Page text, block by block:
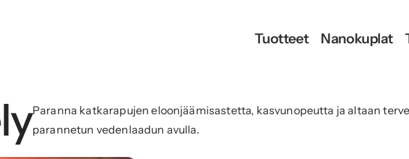
Tuotteet Nanokuplat
Paranna katkarapujen eloonjäämisastetta, kasvunopeutta ja altaan
parannetun vedenlaadun avulla.